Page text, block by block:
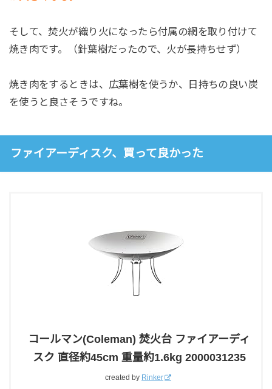
そして、焚火が織り火になったら付属の網を取り付けて
焼き肉です。（針葉樹だったので、火が長持ちせず）
焼き肉をするときは、広葉樹を使うか、日持ちの良い炭
を使うと良さそうですね。
ファイアーディスク、買って良かった
コールマン(Coleman) 焚火台 ファイアーディ
スク 直径約45cm 重量約1.6kg 2000031235
created by Rinker